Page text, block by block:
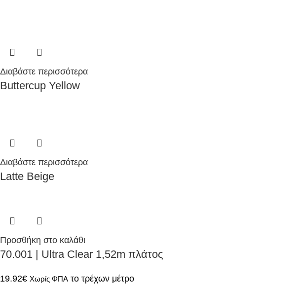
Διαβάστε περισσότερα
Buttercup Yellow
Διαβάστε περισσότερα
Latte Beige
Προσθήκη στο καλάθι
70.001 | Ultra Clear 1,52m πλάτος
19.92€ Χωρίς ΦΠΑ το τρέχων μέτρο